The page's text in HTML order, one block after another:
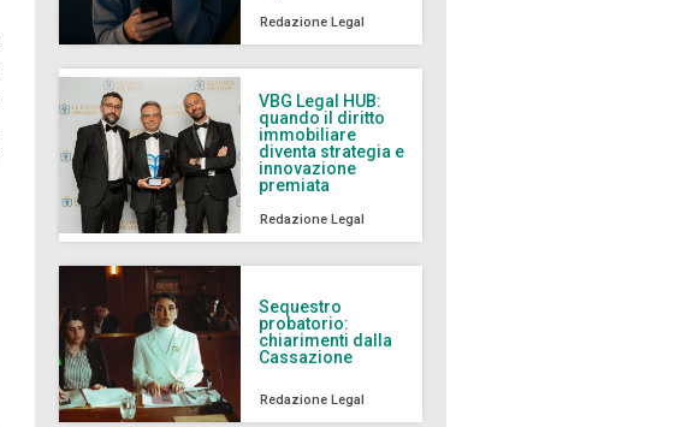
Redazione Legal
VBG Legal HUB:
quando il diritto
immobiliare
diventa strategia e
innovazione
premiata
Redazione Legal
Sequestro
probatorio:
chiarimenti dalla
Cassazione
Redazione Legal